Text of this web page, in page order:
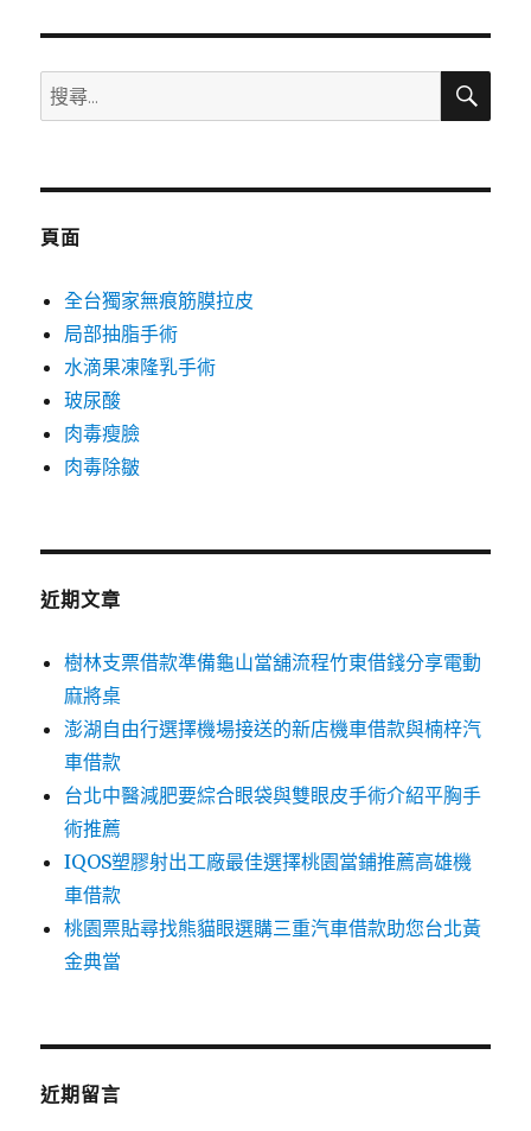
搜
尋
鍵
搜
頁面
全台獨家無痕筋膜拉皮
局部抽脂手術
水滴果凍隆乳手術
玻尿酸
肉毒瘦臉
肉毒除皺
近期文章
樹林支票借款準備龜山當舖流程竹東借錢分享電動
麻將桌
澎湖自由行選擇機場接送的新店機車借款與楠梓汽
車借款
台北中醫減肥要綜合眼袋與雙眼皮手術介紹平胸手
術推薦
IQOS塑膠射出工廠最佳選擇桃園當鋪推薦高雄機
車借款
桃園票貼尋找熊貓眼選購三重汽車借款助您台北黃
金典當
近期留言